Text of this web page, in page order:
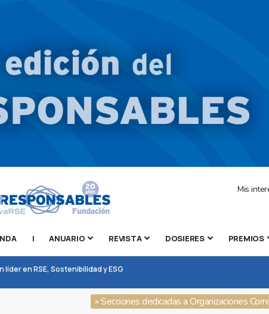
Mis
| ANUARIO REVISTA DOSIERES PREMIOS
en RSE, Sostenibilidad y ESG
» Secciones dedicadas a Organizaciones